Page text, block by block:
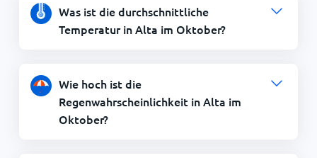
Was ist die durchschnittliche
Temperatur in Alta im Oktober?
Wie hoch ist die
Regenwahrscheinlichkeit in Alta im
Oktober?